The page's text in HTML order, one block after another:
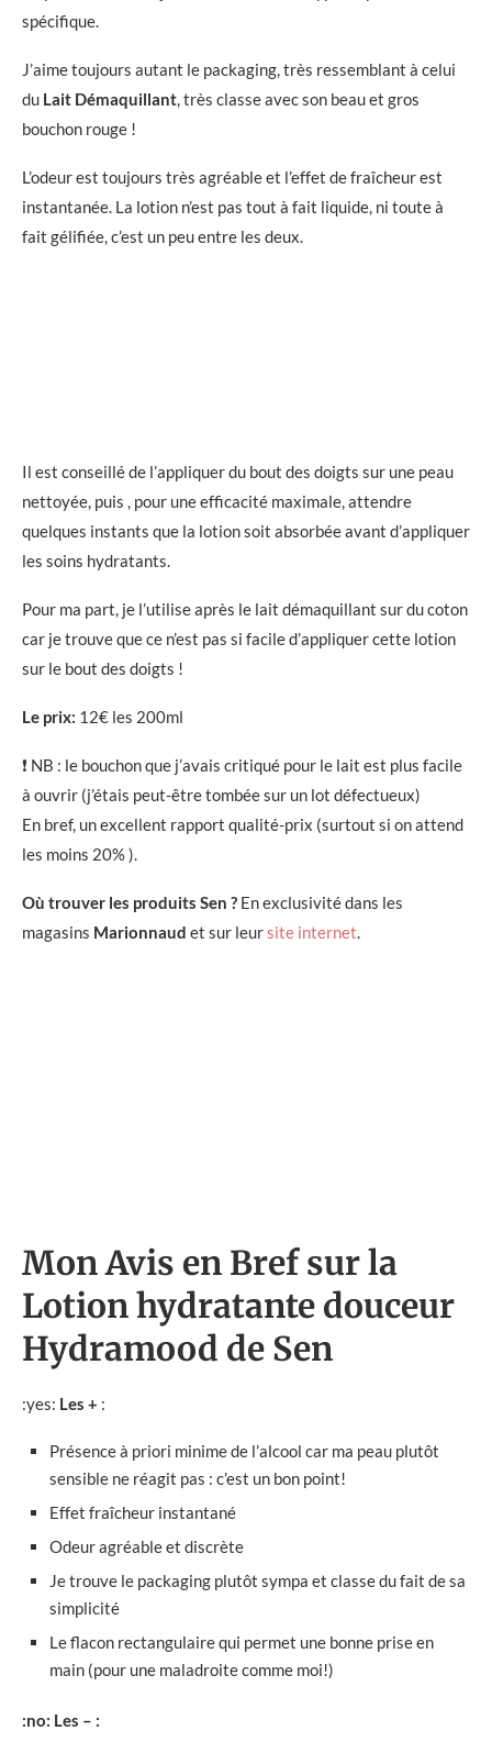
spécifique.
J’aime toujours autant le packaging, très ressemblant à celui
du Lait Démaquillant , très classe avec son beau et gros
bouchon rouge !
L’odeur est toujours très agréable et l’effet de fraîcheur est
instantanée. La lotion n’est pas tout à fait liquide, ni toute à
fait gélifiée, c’est un peu entre les deux.
Il est conseillé de l’appliquer du bout des doigts sur une peau
nettoyée, puis , pour une efficacité maximale, attendre
quelques instants que la lotion soit absorbée avant d’appliquer
les soins hydratants.
Pour ma part, je l’utilise après le lait démaquillant sur du coton
car je trouve que ce n’est pas si facile d’appliquer cette lotion
sur le bout des doigts !
Le prix: 12€ les 200ml
❗ NB : le bouchon que j’avais critiqué pour le lait est plus facile
à ouvrir (j’étais peut-être tombée sur un lot défectueux)
En bref, un excellent rapport qualité-prix (surtout si on attend
les moins 20% ).
Où trouver les produits Sen ? En exclusivité dans les
magasins Marionnaud et sur leursite internet
Mon Avis en Bref sur la
Lotion hydratante douceur
Hydramood de Sen
:yes: Les + :
Présence à priori minime de l’alcool car ma peau plutôt
sensible ne réagit pas : c’est un bon point!
Effet fraîcheur instantané
Odeur agréable et discrète
Je trouve le packaging plutôt sympa et classe du fait de sa
simplicité
Le flacon rectangulaire qui permet une bonne prise en
main (pour une maladroite comme moi!)
:no: Les – :